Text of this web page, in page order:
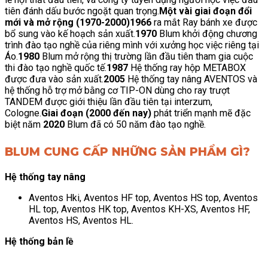
tiên đánh dấu bước ngoặt quan trọng. Một vài giai đoạn đổi
mới và mở rộng (1970-2000)1966 ra mắt Ray bánh xe được
bổ sung vào kế hoạch sản xuất.1970 Blum khởi động chương
trình đào tạo nghề của riêng mình với xưởng học việc riêng tại
Áo.1980 Blum mở rộng thị trường lần đầu tiên tham gia cuộc
thi đào tạo nghề quốc tế.1987 Hệ thống ray hộp METABOX
được đưa vào sản xuất.2005 Hệ thống tay nâng AVENTOS và
hệ thống hỗ trợ mở bằng cơ TIP-ON dùng cho ray trượt
TANDEM được giới thiệu lần đầu tiên tại interzum,
Cologne.Giai đoạn (2000 đến nay) phát triển mạnh mẽ đặc
biệt năm 2020 Blum đã có 50 năm đào tạo nghề.
BLUM CUNG CẤP NHỮNG SẢN PHẨM GÌ?
Hệ thống tay nâng
Aventos Hki, Aventos HF top, Aventos HS top, Aventos
HL top, Aventos HK top, Aventos KH-XS, Aventos HF,
Aventos HS, Aventos HL.
Hệ thống bản lề